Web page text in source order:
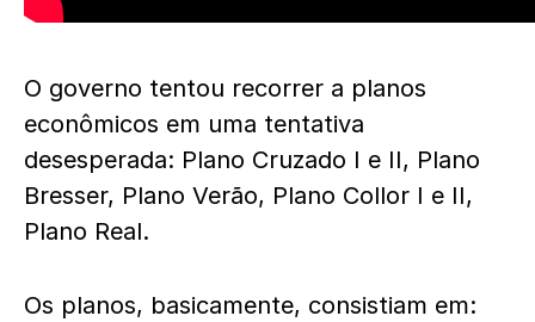
O governo tentou recorrer a planos
econômicos em uma tentativa
desesperada: Plano Cruzado I e II, Plano
Bresser, Plano Verão, Plano Collor I e II,
Plano Real.
Os planos, basicamente, consistiam em: